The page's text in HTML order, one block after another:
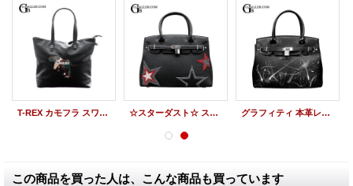
T-REX カモフラ スワロトートバッグ ☆スターダスト☆ スワロバッグ 本革レザーバッグ グラフィティ 本革レザーバッグ スワロフスキー
この商品を買った人は、こんな商品も買っています